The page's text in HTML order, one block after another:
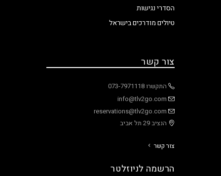
הסדרי נגישות
טיולים מודרכים בישראל
צור קשר
התקשרו 073-7971118
info@tlv2go.com
reservations@tlv2go.com
הנציב 29 תל אביב
צור קשר
הרשמה לניוזלטר